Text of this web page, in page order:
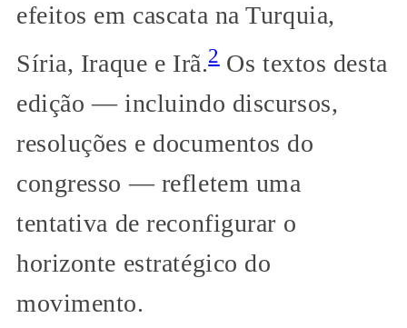
efeitos em cascata na Turquia,
Síria, Iraque e Irã.2Os textos desta
edição — incluindo discursos,
resoluções e documentos do
congresso — refletem uma
tentativa de reconfigurar o
horizonte estratégico do
movimento.